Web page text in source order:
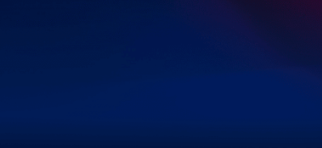
Globale
Wir vertrauen
Produkte sind,